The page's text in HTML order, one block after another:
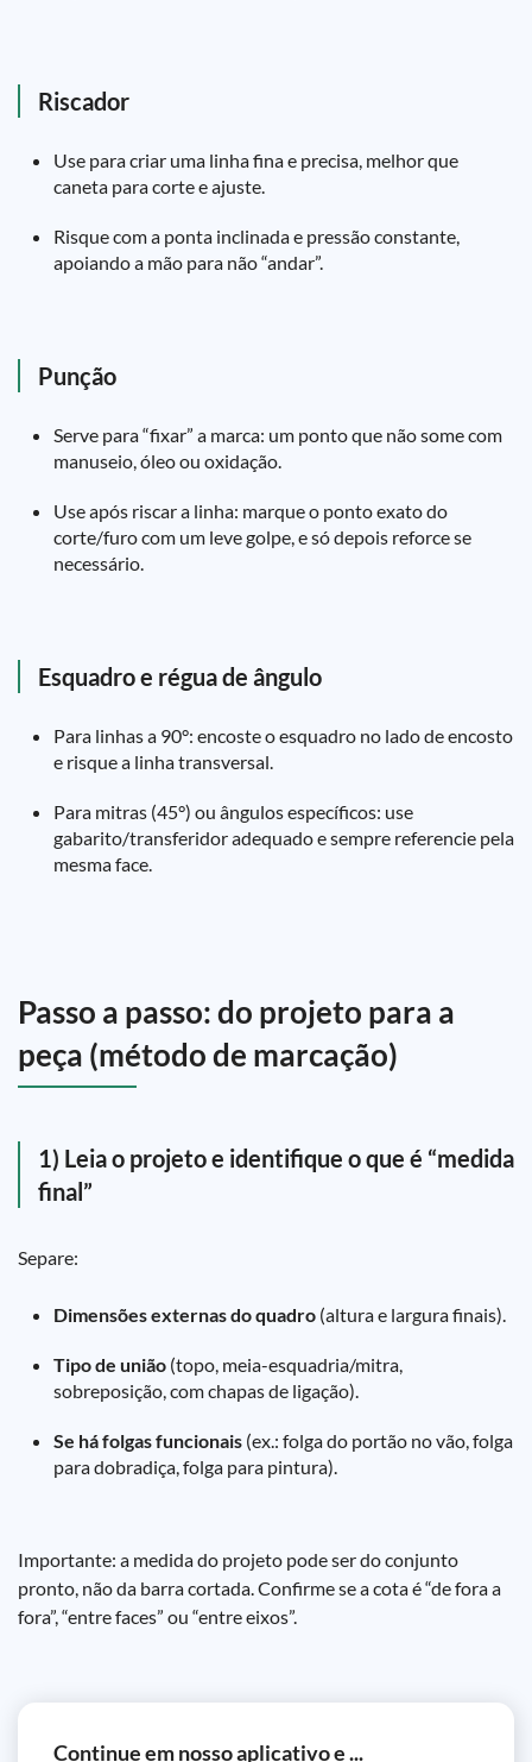
Riscador
Use para criar uma linha fina e precisa, melhor que
caneta para corte e ajuste.
Risque com a ponta inclinada e pressão constante,
apoiando a mão para não “andar”.
Punção
Serve para “fixar” a marca: um ponto que não some com
manuseio, óleo ou oxidação.
Use após riscar a linha: marque o ponto exato do
corte/furo com um leve golpe, e só depois reforce se
necessário.
Esquadro e régua de ângulo
Para linhas a 90°: encoste o esquadro no lado de encosto
e risque a linha transversal.
Para mitras (45°) ou ângulos específicos: use
gabarito/transferidor adequado e sempre referencie pela
mesma face.
Passo a passo: do projeto para a
peça (método de marcação)
1) Leia o projeto e identifique o que é “medida
final”
Separe:
Dimensões externas do quadro (altura e largura finais).
Tipo de união (topo, meia-esquadria/mitra,
sobreposição, com chapas de ligação).
Se há folgas funcionais (ex.: folga do portão no vão, folga
para dobradiça, folga para pintura).
Importante: a medida do projeto pode ser do conjunto
pronto, não da barra cortada. Confirme se a cota é “de fora a
fora”, “entre faces” ou “entre eixos”.
Continue em nosso aplicativo e ...